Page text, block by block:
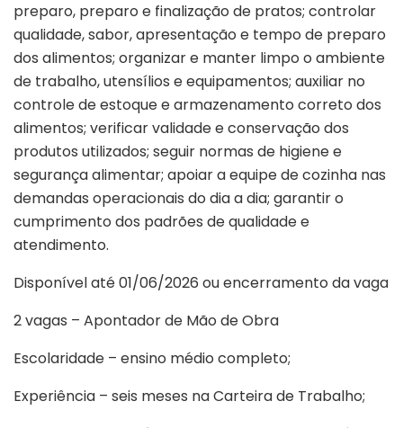
preparo, preparo e finalização de pratos; controlar
qualidade, sabor, apresentação e tempo de preparo
dos alimentos; organizar e manter limpo o ambiente
de trabalho, utensílios e equipamentos; auxiliar no
controle de estoque e armazenamento correto dos
alimentos; verificar validade e conservação dos
produtos utilizados; seguir normas de higiene e
segurança alimentar; apoiar a equipe de cozinha nas
demandas operacionais do dia a dia; garantir o
cumprimento dos padrões de qualidade e
atendimento.
Disponível até 01/06/2026 ou encerramento da vaga
2 vagas – Apontador de Mão de Obra
Escolaridade – ensino médio completo;
Experiência – seis meses na Carteira de Trabalho;